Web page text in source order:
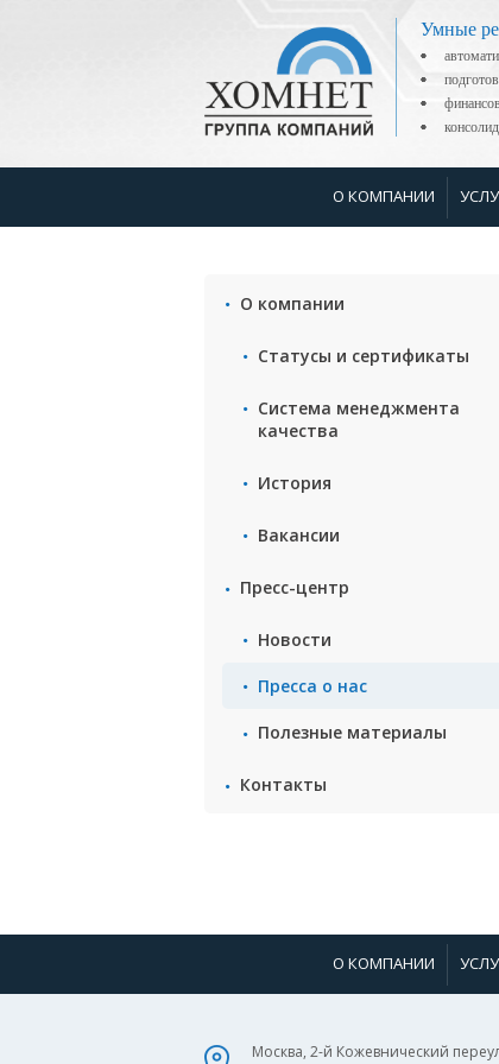
Умные
О КОМПАНИИ
О компании
Статусы и сертификаты
Система менеджмента
качества
История
Вакансии
Пресс-центр
Новости
Пресса о нас
Полезные материалы
Контакты
О КОМПАНИИ
Москва, 2-й Кожевнический